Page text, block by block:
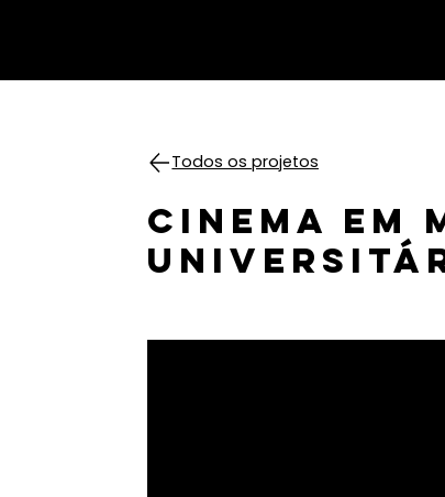
Todos os projetos
CINEMA EM